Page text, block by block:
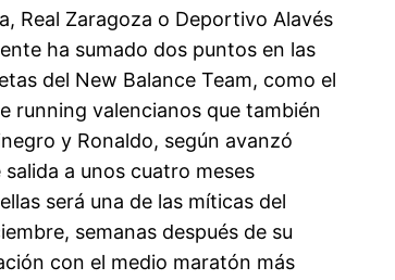
Real Zaragoza o Deportivo Alavés
ha sumado dos puntos en las
del New Balance Team, como el
running valencianos que también
y Ronaldo, según avanzó
a unos cuatro meses
será una de las míticas del
semanas después de su
con el medio maratón más